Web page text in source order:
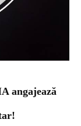
angajează